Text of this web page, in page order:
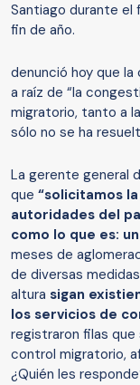
Santiago durante el
fin de año.
denunció hoy que
a raíz de “la
migratorio, tanto a
sólo no se ha
La gerente general
que “solicitamos
autoridades del
como lo que es:
meses de
de diversas
altura sigan
los servicios de
registraron filas
control migratorio,
¿Quién les